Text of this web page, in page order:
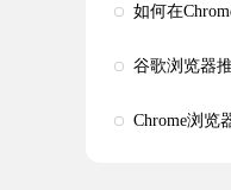
如何在
谷歌浏览器
Chrome浏览